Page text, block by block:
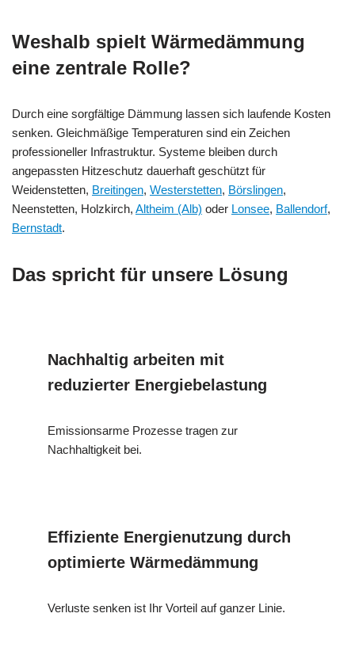
Weshalb spielt Wärmedämmung
eine zentrale Rolle?
Durch eine sorgfältige Dämmung lassen sich laufende Kosten
senken. Gleichmäßige Temperaturen sind ein Zeichen
professioneller Infrastruktur. Systeme bleiben durch
angepassten Hitzeschutz dauerhaft geschützt für
Weidenstetten, Breitingen, Westerstetten, Börslingen,
Neenstetten, Holzkirch, Altheim (Alb) oder Lonsee, Ballendorf,
Bernstadt.
Das spricht für unsere Lösung
Nachhaltig arbeiten mit
reduzierter Energiebelastung
Emissionsarme Prozesse tragen zur
Nachhaltigkeit bei.
Effiziente Energienutzung durch
optimierte Wärmedämmung
Verluste senken ist Ihr Vorteil auf ganzer Linie.